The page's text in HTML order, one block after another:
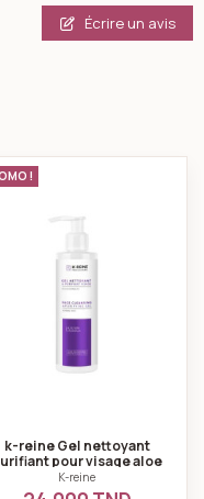
Écrire un avis
pour visage aloe
!
k-reine Gel nettoyant
pour visage aloe
vera- calendula 500ml
K-reine